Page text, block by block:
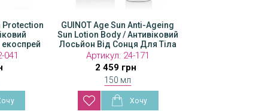
Protection
041
GUINOT Age Sun Anti-Ageing
Sun Lotion Body / Антивіковий
Лосьйон Від Сонця Для Тіла
SPF20
Артикул: 24-171
2 459 грн
150 мл